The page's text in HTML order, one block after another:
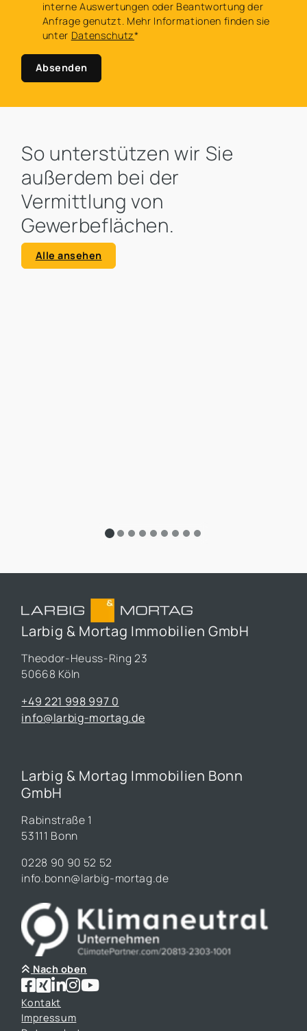
interne Auswertungen oder Beantwortung der
Anfrage genutzt. Mehr Informationen finden sie
unter Datenschutz*
Absenden
So unterstützen wir Sie
außerdem bei der
Vermittlung von
Gewerbeflächen.
Alle ansehen
Larbig & Mortag Immobilien GmbH
Theodor-Heuss-Ring 23
50668 Köln
+49 221 998 997 0
info@larbig-mortag.de
Larbig & Mortag Immobilien Bonn
GmbH
Rabinstraße 1
53111 Bonn
0228 90 90 52 52
info.bonn@larbig-mortag.de
Nach oben
Kontakt
Impressum